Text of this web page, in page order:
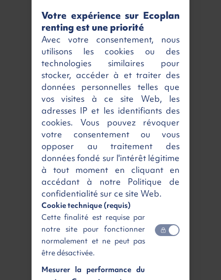
dès 59 €HT dès 189 €HT
Livraison en Point Relaispartout en
France à partir de :
dès 220 € HT
Bordeaux Nantes
Lille Nice
Lyon Strasbourg
Marseille Toulouse
Nos services disponibles
Entretien
Profitez de la prise en charge des révisions et
du remplacement des pièces d'usure
Votre expérience sur Ecoplan
renting est une priorité
Avec votre consentement, nous
utilisons les cookies ou des
technologies similaires pour
stocker, accéder à et traiter des
données personnelles telles que
vos visites à ce site Web, les
adresses IP et les identifiants des
cookies. Vous pouvez révoquer
votre consentement ou vous
opposer au traitement des
données fondé sur l'intérêt légitime
à tout moment en cliquant en
accédant à notre Politique de
confidentialité sur ce site Web.
Cookie technique (requis)
Cette finalité est requise par
notre site pour fonctionner
normalement et ne peut pas
être désactivée.
Mesurer la performance du